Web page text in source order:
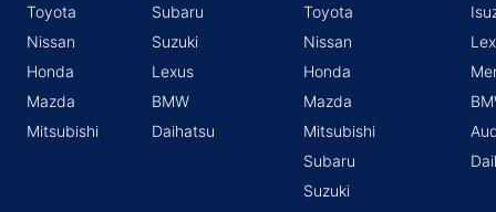
Toyota
Nissan
Honda
Mazda
Mitsubishi
Subaru
Suzuki
Lexus
BMW
Daihatsu
Toyota
Nissan
Honda
Mazda
Mitsubishi
Subaru
Suzuki